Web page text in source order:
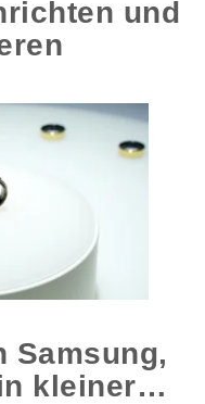
und
Samsung,
kleiner…